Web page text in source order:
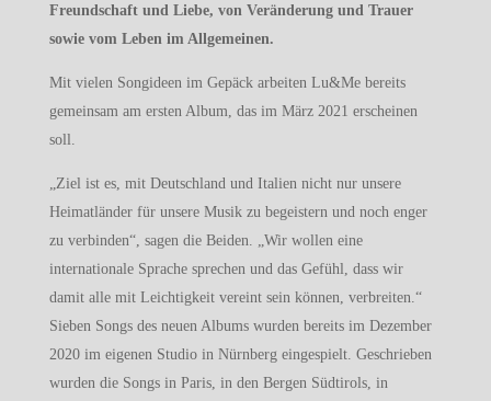
Freundschaft und Liebe, von Veränderung und Trauer
sowie vom Leben im Allgemeinen.
Mit vielen Songideen im Gepäck arbeiten Lu&Me bereits
gemeinsam am ersten Album, das im März 2021 erscheinen
soll.
„Ziel ist es, mit Deutschland und Italien nicht nur unsere
Heimatländer für unsere Musik zu begeistern und noch enger
zu verbinden“, sagen die Beiden. „Wir wollen eine
internationale Sprache sprechen und das Gefühl, dass wir
damit alle mit Leichtigkeit vereint sein können, verbreiten.“
Sieben Songs des neuen Albums wurden bereits im Dezember
2020 im eigenen Studio in Nürnberg eingespielt. Geschrieben
wurden die Songs in Paris, in den Bergen Südtirols, in